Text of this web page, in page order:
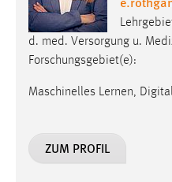
Maschinelles Lernen,
Prof. Dr.-Ing. Marc